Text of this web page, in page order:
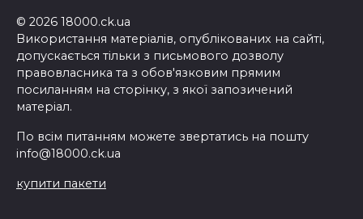
© 2026 18000.ck.ua
Використання матеріалів, опублікованих на сайті,
допускається тільки з письмового дозволу
правовласника та з обов'язковим прямим
посиланням на сторінку, з якої запозичений
матеріал.
По всім питанням можете звертатись на пошту
info@18000.ck.ua
купити пакети